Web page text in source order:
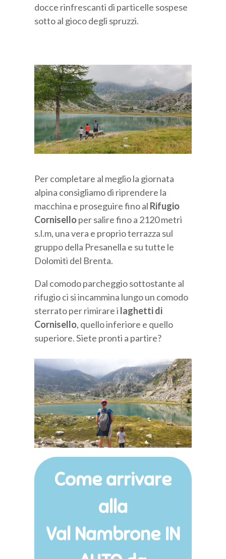
docce rinfrescanti di particelle sospese
sotto al gioco degli spruzzi.
Per completare al meglio la giornata
alpina consigliamo di riprendere la
macchina e proseguire fino al Rifugio
Corniselloper salire fino a 2120 metri
s.l.m, una vera e proprio terrazza sul
gruppo della Presanella e su tutte le
Dolomiti del Brenta.
Dal comodo parcheggio sottostante al
rifugio ci si incammina lungo un comodo
sterrato per rimirare i laghetti di
Cornisello, quello inferiore e quello
superiore. Siete pronti a partire?
Come arrivare
alla
Val Nambrone IN